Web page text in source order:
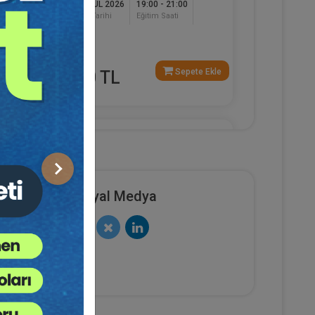
Sonraki
17 EYLÜL 2026
Eğitim Tarihi
19:00 - 21:00
Eğitim Saati
750 TL Sepete Ekle
Sosyal Medya